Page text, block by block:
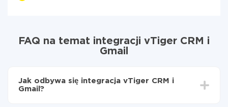
FAQ na temat integracji vTiger CRM i
Gmail
Jak odbywa się integracja vTiger CRM i
Gmail?